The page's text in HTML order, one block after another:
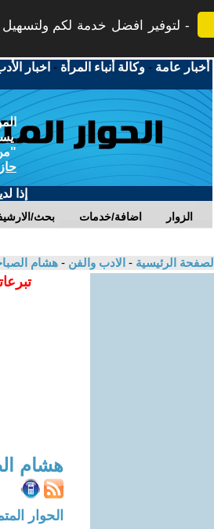
لتوفير افضل خدمة لكم ولتسهيل
أخبار عامة -وكالة أنباء المرأة - اخبار
إذا
بحث/ اضافة/خدمات الزوار
الصفحة الرئيسية - الادب والفن - هشام
هشام
الحوار المتمدن-العدد: